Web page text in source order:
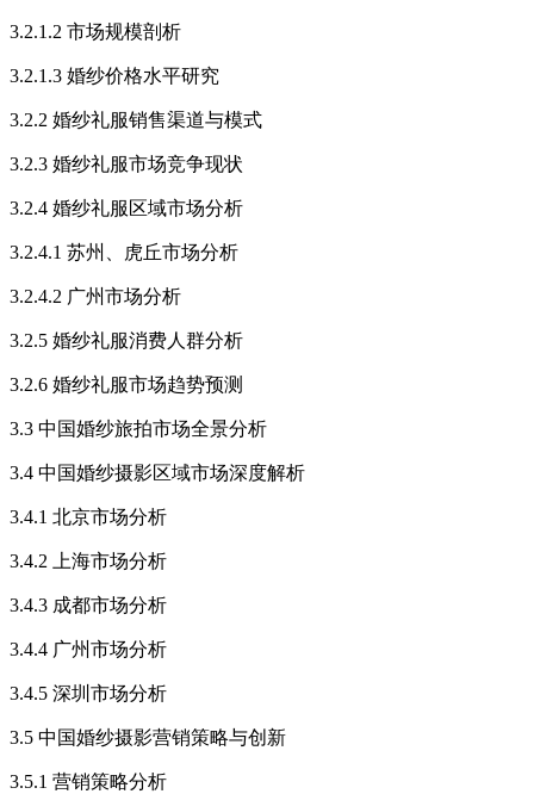
3.2.1.2 市场规模剖析
3.2.1.3 婚纱价格水平研究
3.2.2 婚纱礼服销售渠道与模式
3.2.3 婚纱礼服市场竞争现状
3.2.4 婚纱礼服区域市场分析
3.2.4.1 苏州、虎丘市场分析
3.2.4.2 广州市场分析
3.2.5 婚纱礼服消费人群分析
3.2.6 婚纱礼服市场趋势预测
3.3 中国婚纱旅拍市场全景分析
3.4 中国婚纱摄影区域市场深度解析
3.4.1 北京市场分析
3.4.2 上海市场分析
3.4.3 成都市场分析
3.4.4 广州市场分析
3.4.5 深圳市场分析
3.5 中国婚纱摄影营销策略与创新
3.5.1 营销策略分析